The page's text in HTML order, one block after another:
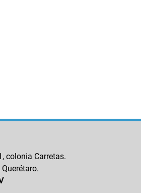
colonia Carretas.